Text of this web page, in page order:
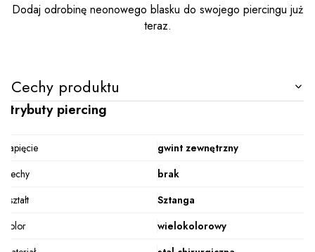
Dodaj odrobinę neonowego blasku do swojego piercingu już
teraz.
Cechy produktu
Atrybuty piercing
Zapięcie
gwint zewnętrzny
Cechy
brak
Kształt
Sztanga
Kolor
wielokolorowy